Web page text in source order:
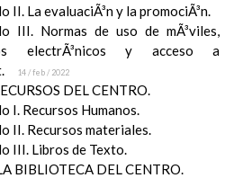
II. La evaluaciÃ³n y la promociÃ³n.
III. Normas de uso de mÃ³viles,
electrÃ³nicos y acceso a
14 / feb / 2022
DEL CENTRO.
I. Recursos Humanos.
II. Recursos materiales.
III. Libros de Texto.
BIBLIOTECA DEL CENTRO.